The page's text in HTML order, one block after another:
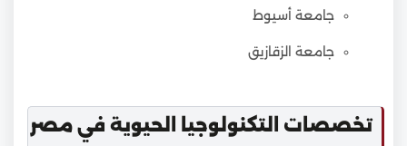
جامعة أسيوط
جامعة الزقازيق
تخصصات التكنولوجيا الحيوية في مصر